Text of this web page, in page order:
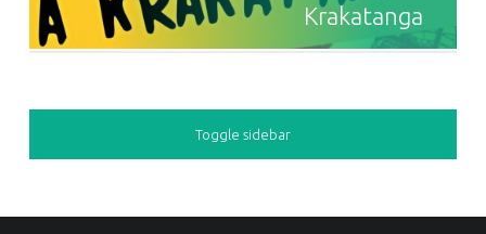
Krakatanga
SIDEBAR
Toggle sidebar